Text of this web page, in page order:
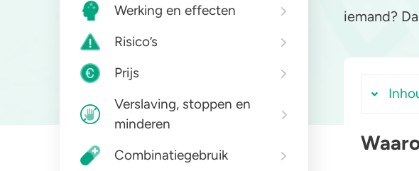
Ayahuasca Stel
iemand?
Werking en effecten
Risico’s
Prijs
Verslaving, stoppen en
minderen
Combinatiegebruik